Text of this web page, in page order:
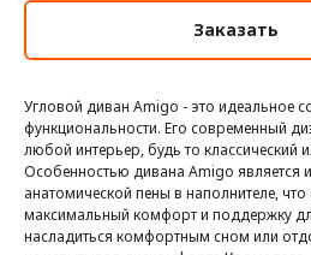
Заказать
Угловой диван Amigo - это идеальное
функциональности. Его современный
любой интерьер, будь то классический
Особенностью дивана Amigo является
анатомической пены в наполнителе, что
максимальный комфорт и поддержку
насладиться комфортным сном или